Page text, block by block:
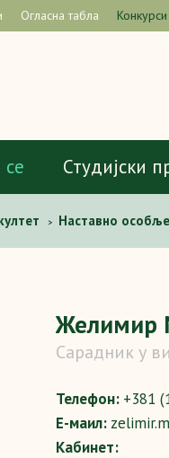
Огласна табла
Студијски
> Наставно особље
Желимир
Сарадник у
Телефон: +381
Е-маил:
Кабинет: